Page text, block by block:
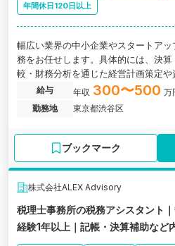
年間休日120日以上
幅広い業界の中小企業やスタートア
務をお任せします。具体的には、決
較・財務分析を通じた経営計画策定
長を支える「攻めのコンサルティン
ます。経営者の最も身近なパートナ
給与 年収 300〜500 万
勤務地
東京都渋谷区
ブックマーク
株式会社ALEX Advisory
税理士事務所の税務アシスタント
経験1年以上｜記帳・決算補助など